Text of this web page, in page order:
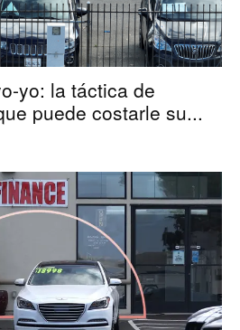
yo: la táctica de
puede costarle su...